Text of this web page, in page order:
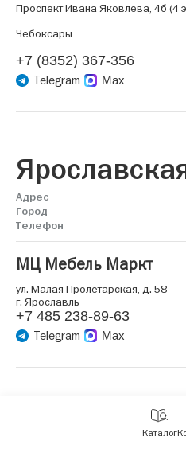
Проспект Ивана Яковлева, 4б (4
Чебоксары
+7 (8352) 367-356
Telegram Max
Адрес
Город
Телефон
МЦ Мебель Маркт
ул. Малая Пролетарская, д. 58
г. Ярославль
+7 485 238-89-63
Telegram Max
Каталог